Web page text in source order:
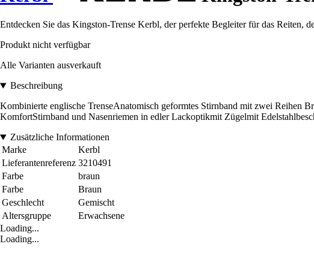
Entdecken Sie das Kingston-Trense Kerbl, der perfekte Begleiter für das Reiten,
Produkt nicht verfügbar
Alle Varianten ausverkauft
Beschreibung
Kombinierte englische TrenseAnatomisch geformtes Stirnband mit zwei Reihen
KomfortStirnband und Nasenriemen in edler Lackoptikmit Zügelmit
Zusätzliche Informationen
Marke
Kerbl
Lieferantenreferenz 3210491
Farbe
braun
Farbe
Braun
Geschlecht
Gemischt
Altersgruppe
Erwachsene
Loading...
Loading...